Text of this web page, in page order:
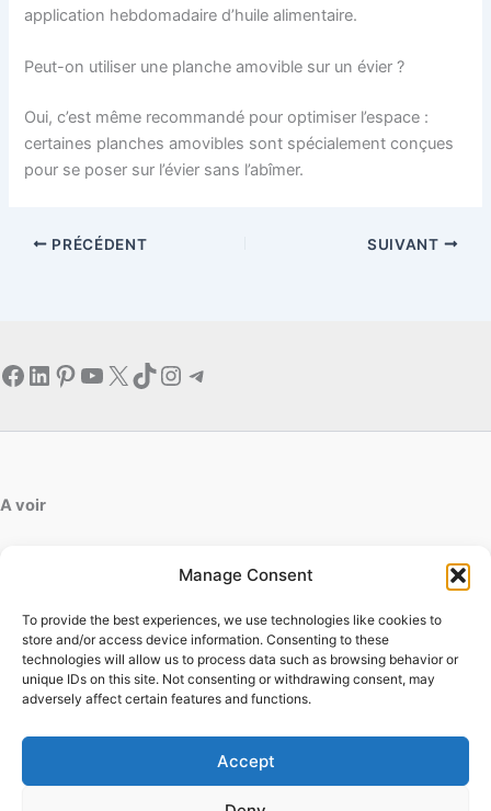
Manage Consent
To provide the best experiences, we use technologies like cookies to
store and/or access device information. Consenting to these
technologies will allow us to process data such as browsing behavior or
unique IDs on this site. Not consenting or withdrawing consent, may
adversely affect certain features and functions.
Accept
application hebdomadaire d’huile alimentaire.
Peut-on utiliser une planche amovible sur un évier ?
Oui, c’est même recommandé pour optimiser l’espace :
certaines planches amovibles sont spécialement conçues
pour se poser sur l’évier sans l’abîmer.
PRÉCÉDENT SUIVANT
Facebook
LinkedIn
Pinterest
YouTube
X TikTok
Instagram
Telegram
A voir
Contact
Mentions légales
Conditions générales d'utilisation
Conditions générales de vente